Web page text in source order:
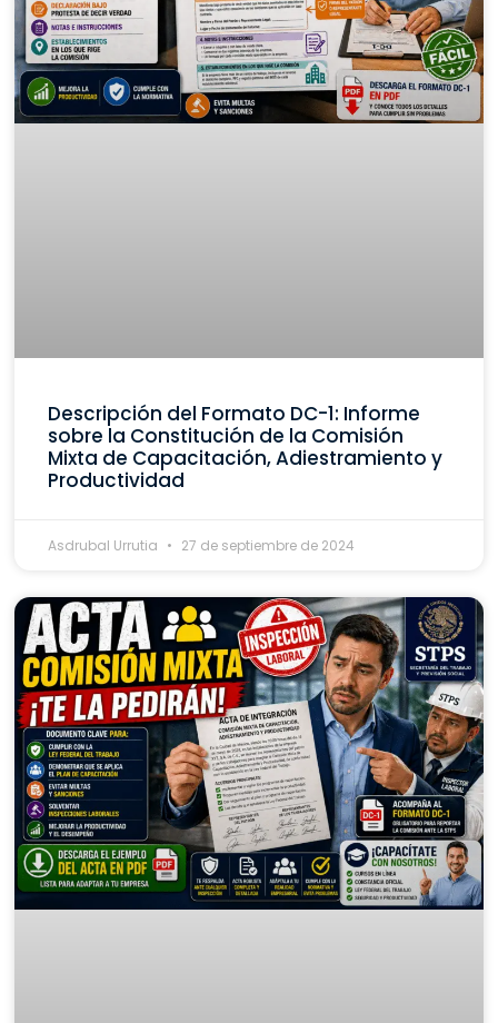
Descripción del Formato DC-1: Informe
sobre la Constitución de la Comisión
Mixta de Capacitación, Adiestramiento y
Productividad
Asdrubal Urrutia 27 de septiembre de 2024